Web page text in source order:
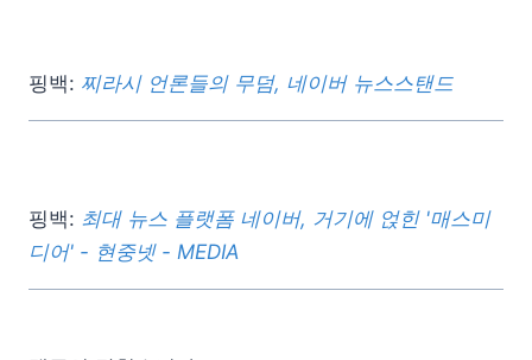
핑백: 찌라시 언론들의 무덤, 네이버 뉴스스탠드
핑백: 최대 뉴스 플랫폼 네이버, 거기에 얹힌 '매스미
디어' - 현중넷 - MEDIA